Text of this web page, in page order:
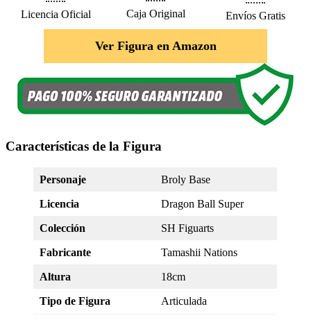
Licencia Oficial Caja Original Envíos Gratis
Ver Figura en Amazon
Características de la Figura
Personaje Broly Base
Licencia Dragon Ball Super
Colección SH Figuarts
Fabricante Tamashii Nations
Altura 18cm
Tipo de Figura Articulada